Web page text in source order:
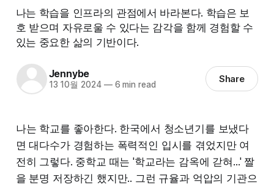
나는 학습을 인프라의 관점에서 바라본다. 학습은 보
호 받으며 자유로울 수 있다는 감각을 함께 경험할 수
있는 중요한 삶의 기반이다.
Jennybe
13 10월 2024 —6 min read Share
나는 학교를 좋아한다. 한국에서 청소년기를 보냈다
면 대다수가 경험하는 폭력적인 입시를 겪었지만 여
전히 그렇다. 중학교 때는 '학교라는 감옥에 갇혀...' 짤
을 분명 저장하긴 했지만.. 그런 규율과 억압의 기관으